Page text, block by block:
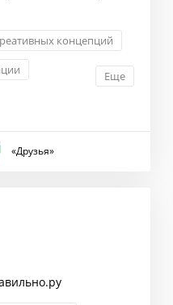
концепций
Еще
«Друзья»